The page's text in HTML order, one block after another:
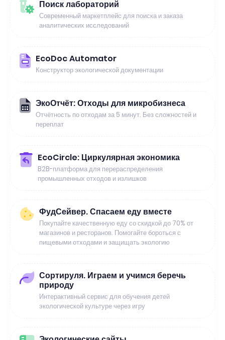
Поиск лабораторий
Современный маркетплейс для поиска и заказа
аналитических исследований
EcoDoc Automator
Конструктор экологической документации
ЭкоОтчёт: Отходы для микробизнеса
Отчётность по отходам за 5 минут. Без сложностей и
переплат
EcoCircle: Циркулярная экономика
B2B-платформа для перераспределения
промышленных отходов и излишков
ФудСейвер. Спасаем еду вместе
Покупайте качественную еду со скидкой до 70% от
магазинов и ресторанов. Помогайте бороться с
пищевыми отходами и защищать экологию
Сортируля. Играем и учимся беречь
природу
Интерактивный сервис для обучения детей
экологической культуре через игру